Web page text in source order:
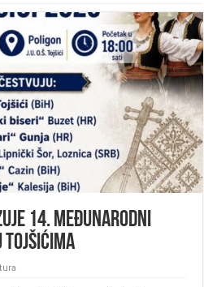
14. Međunarodni